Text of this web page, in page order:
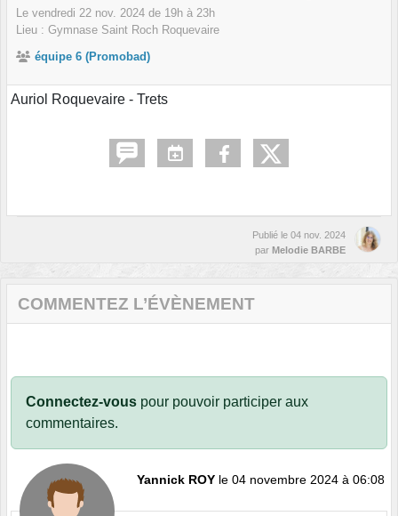
Le vendredi 22 nov. 2024 de 19h à 23h
Lieu : Gymnase Saint Roch Roquevaire
équipe 6 (Promobad)
Auriol Roquevaire - Trets
Publié le 04 nov. 2024
par Melodie BARBE
COMMENTEZ L’ÉVÈNEMENT
Connectez-vous pour pouvoir participer aux
commentaires.
Yannick ROY le 04 novembre 2024 à 06:08